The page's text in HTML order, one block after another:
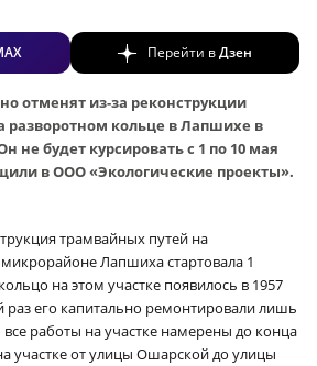
Перейти вДзен
отменят из-за реконструкции
разворотном кольце в Лапшихе в
не будет курсировать с 1 по 10 мая
в ООО «Экологические проекты».
трамвайных путей на
Лапшиха стартовала 1
на этом участке появилось в 1957
раз его капитально ремонтировали лишь
все работы на участке намерены до конца
участке от улицы Ошарской до улицы